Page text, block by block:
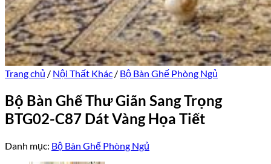
Trang chủ / Nội Thất Khác / Bộ Bàn Ghế Phòng Ngủ
Bộ Bàn Ghế Thư Giãn Sang Trọng
BTG02-C87 Dát Vàng Họa Tiết
Danh mục: Bộ Bàn Ghế Phòng Ngủ